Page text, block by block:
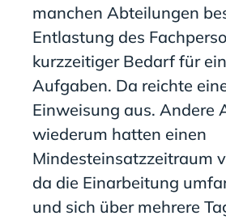
manchen Abteilungen
Entlastung des
kurzzeitiger Bedarf für
Aufgaben. Da reichte
Einweisung aus. Andere
wiederum hatten einen
Mindesteinsatzzeitraum
da die Einarbeitung
und sich über mehrere